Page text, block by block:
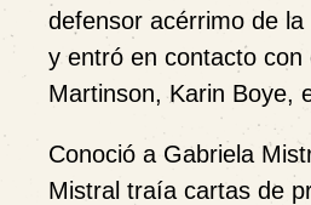
defensor acérrimo de
y entró en contacto
Martinson, Karin Boye,
Conoció a Gabriela
Mistral traía cartas de